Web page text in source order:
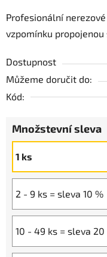
Profesionální
vzpomínku
Dostupnost
Můžeme doručit do:
Kód:
Množstevní sleva
1 ks
2 - 9 ks = sleva 10 %
10 - 49 ks = sleva 20